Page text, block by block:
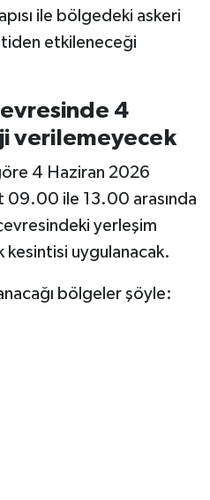
ile bölgedeki askeri
etkileneceği
4
verilemeyecek
4 Haziran 2026
09.00 ile 13.00 arasında
yerleşim
kesintisi uygulanacak.
bölgeler şöyle: